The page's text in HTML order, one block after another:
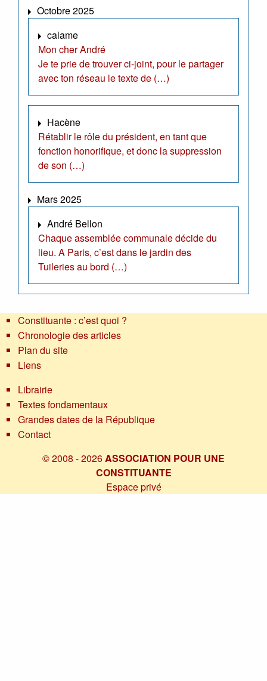
Octobre 2025
calame
Mon cher André
Je te prie de trouver ci-joint, pour le partager
avec ton réseau le texte de (…)
Hacène
Rétablir le rôle du président, en tant que
fonction honorifique, et donc la suppression
de son (…)
Mars 2025
André Bellon
Chaque assemblée communale décide du
lieu. A Paris, c’est dans le jardin des
Tuileries au bord (…)
Constituante : c’est quoi ?
Chronologie des articles
Plan du site
Liens
Librairie
Textes fondamentaux
Grandes dates de la République
Contact
© 2008 - 2026ASSOCIATION POUR UNE
CONSTITUANTE
Espace privé